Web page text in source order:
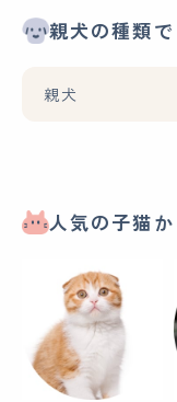
親犬の種類
人気の子猫